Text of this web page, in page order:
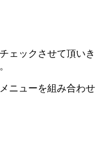
ェックさせて頂いき
ニューを組み合わせ